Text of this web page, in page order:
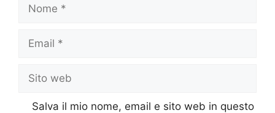
web
Salva il mio nome, email e sito web in questo